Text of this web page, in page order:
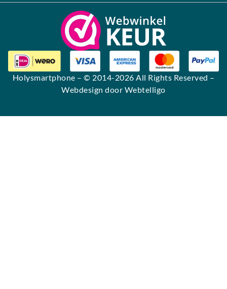
Holysmartphone – © 2014-2026 All Rights Reserved –
Webdesign door Webtelligo